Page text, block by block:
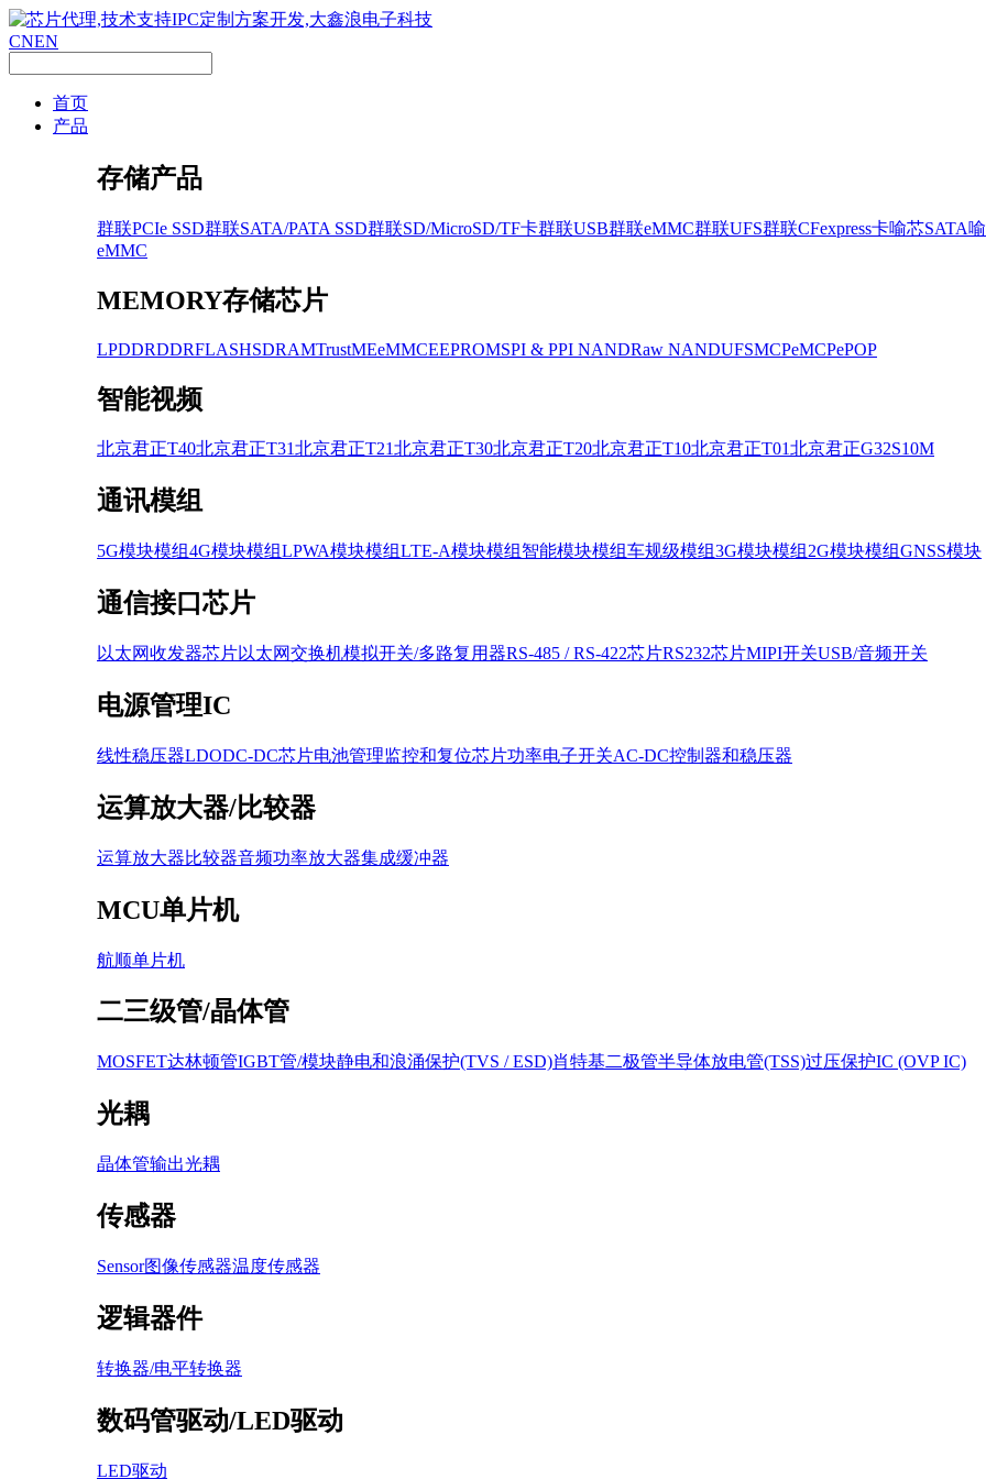
CNEN
首页
产品
存储产品
群联PCIe SSD群联SATA/PATA SSD群联SD/MicroSD/TF卡群联USB群联eMMC群联UFS群联CFexpress卡喻芯SATA
eMMC
MEMORY存储芯片
LPDDRDDRFLASHSDRAMTrustMEeMMCEEPROMSPI & PPI NANDRaw NANDUFSMCPeMCPePOP
智能视频
北京君正T40北京君正T31北京君正T21北京君正T30北京君正T20北京君正T10北京君正T01北京君正G32S10M
通讯模组
5G模块模组4G模块模组LPWA模块模组LTE-A模块模组 智能模块模组车规级模组3G模块模组 2G模块模组GNSS模块
通信接口芯片
以太网收发器芯片以太网交换机模拟开关/多路复用器RS-485 / RS-422芯片RS232芯片MIPI开关USB/音频开关
电源管理IC
线性稳压器LDODC-DC芯片电池管理监控和复位芯片功率电子开关AC-DC控制器和稳压器
运算放大器/比较器
运算放大器比较器音频功率放大器集成缓冲器
MCU单片机
航顺单片机
二三级管/晶体管
MOSFET达林顿管IGBT管/模块静电和浪涌保护(TVS / ESD)肖特基二极管半导体放电管(TSS)过压保护IC (OVP IC)
光耦
晶体管输出光耦
传感器
Sensor图像传感器温度传感器
逻辑器件
转换器/电平转换器
数码管驱动/LED驱动
LED驱动